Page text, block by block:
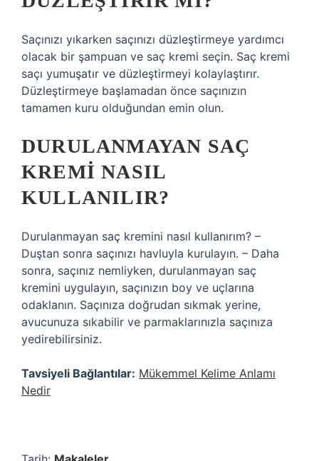
Saçınızı yıkarken saçınızı düzleştirmeye yardımcı
olacak bir şampuan ve saç kremi seçin. Saç kremi
saçı yumuşatır ve düzleştirmeyi kolaylaştırır.
Düzleştirmeye başlamadan önce saçınızın
tamamen kuru olduğundan emin olun.
DURULANMAYAN SAÇ
KREMI NASIL
KULLANILIR?
Durulanmayan saç kremini nasıl kullanırım? –
Duştan sonra saçınızı havluyla kurulayın. – Daha
sonra, saçınız nemliyken, durulanmayan saç
kremini uygulayın, saçınızın boy ve uçlarına
odaklanın. Saçınıza doğrudan sıkmak yerine,
avucunuza sıkabilir ve parmaklarınızla saçınıza
yedirebilirsiniz.
Tavsiyeli Bağlantılar: Mükemmel Kelime Anlamı
Nedir